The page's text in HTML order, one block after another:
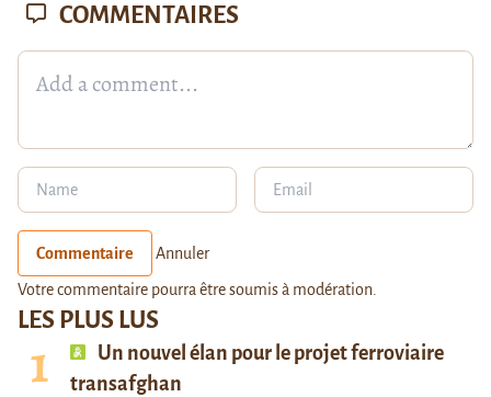
LES PLUS LUS
Un nouvel élan pour le projet ferroviaire
transafghan
COMMENTAIRES
Commentaire Annuler
Votre commentaire pourra être soumis à modération.